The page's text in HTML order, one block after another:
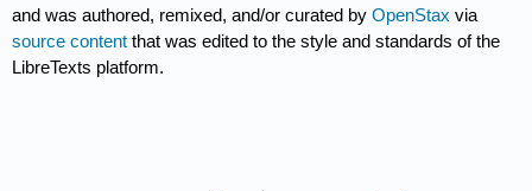
and was authored, remixed, and/or curated byOpenStax via
source content that was edited to the style and standards of the
LibreTexts platform.